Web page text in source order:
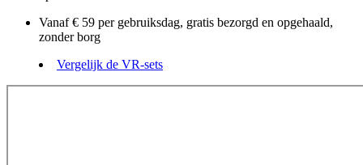
Vanaf € 59 per gebruiksdag, gratis bezorgd en opgehaald,
zonder borg
Vergelijk de VR-sets